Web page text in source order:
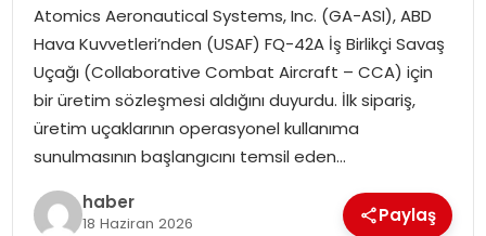
Atomics Aeronautical Systems, Inc. (GA-ASI), ABD
Hava Kuvvetleri’nden (USAF) FQ-42A İş Birlikçi Savaş
Uçağı (Collaborative Combat Aircraft – CCA) için
bir üretim sözleşmesi aldığını duyurdu. İlk sipariş,
üretim uçaklarının operasyonel kullanıma
sunulmasının başlangıcını temsil eden…
haber
18 Haziran 2026 Paylaş